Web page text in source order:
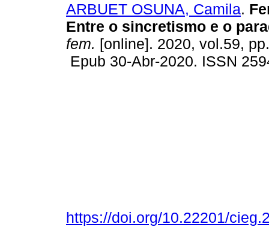
ARBUET OSUNA, Camila.
Entre o sincretismo e o
fem. [online]. 2020, vol.59,
Epub 30-Abr-2020. ISSN
https://doi.org/10.22201/